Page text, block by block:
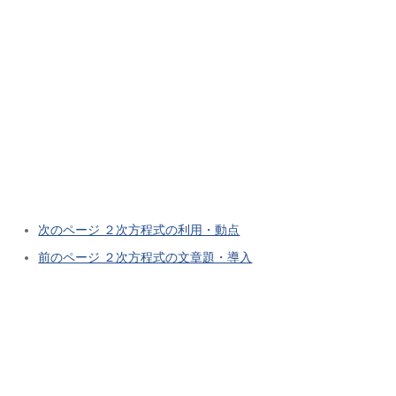
次のページ ２次方程式の利用・動点
前のページ ２次方程式の文章題・導入